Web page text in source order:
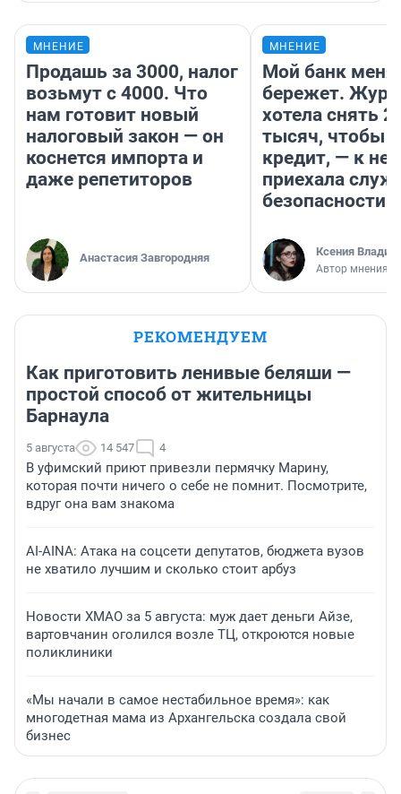
МНЕНИЕ
Продашь за 3000, налог
возьмут с 4000. Что
нам готовит новый
налоговый закон — он
коснется импорта и
даже репетиторов
Анастасия Завгородняя
МНЕНИЕ
Мой банк меня
бережет.
хотела снять
тысяч, чтобы
кредит, — к
приехала
безопасности
Ксения
Автор мнения
РЕКОМЕНДУЕМ
Как приготовить ленивые беляши —
простой способ от жительницы
Барнаула
5 августа 14 547 4
В уфимский приют привезли пермячку Марину,
которая почти ничего о себе не помнит. Посмотрите,
вдруг она вам знакома
AI-AINA: Атака на соцсети депутатов, бюджета вузов
не хватило лучшим и сколько стоит арбуз
Новости ХМАО за 5 августа: муж дает деньги Айзе,
вартовчанин оголился возле ТЦ, откроются новые
поликлиники
«Мы начали в самое нестабильное время»: как
многодетная мама из Архангельска создала свой
бизнес